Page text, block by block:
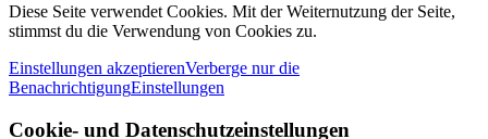
Diese Seite verwendet Cookies. Mit der Weiternutzung der Seite,
stimmst du die Verwendung von Cookies zu.
Einstellungen akzeptierenVerberge nur die
BenachrichtigungEinstellungen
Cookie- und Datenschutzeinstellungen